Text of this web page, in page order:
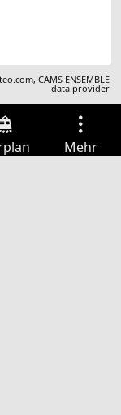
,CAMS ENSEMBLE
data provider
Mehr